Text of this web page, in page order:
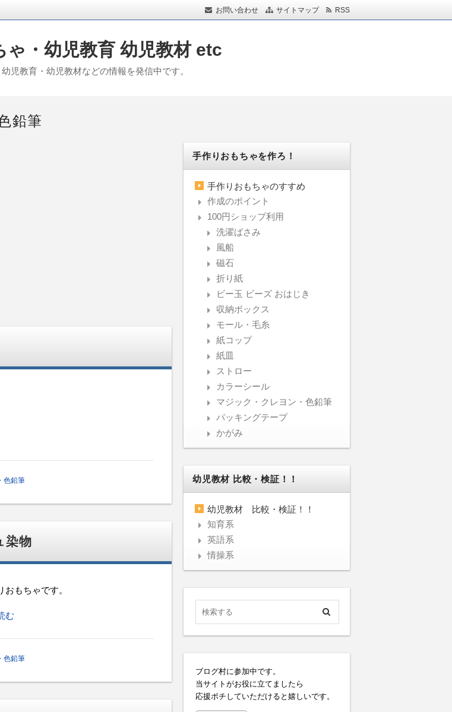
お問い合わせ サイトマップ RSS
・幼児教育 幼児教材 etc
児教育・幼児教材などの情報を発信中です。
鉛筆
色鉛筆
染物
もちゃです。
む
色鉛筆
手作りおもちゃを作ろ！
手作りおもちゃのすすめ
作成のポイント
100円ショップ利用
洗濯ばさみ
風船
磁石
折り紙
ビー玉 ビーズ おはじき
収納ボックス
モール・毛糸
紙コップ
紙皿
ストロー
カラーシール
マジック・クレヨン・色鉛筆
パッキングテープ
かがみ
幼児教材 比較・検証！！
幼児教材 比較・検証！！
知育系
英語系
情操系
ブログ村に参加中です。
当サイトがお役に立てましたら
応援ポチしていただけると嬉しいです。